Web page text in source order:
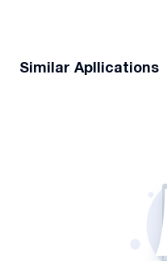
Similar Apllications